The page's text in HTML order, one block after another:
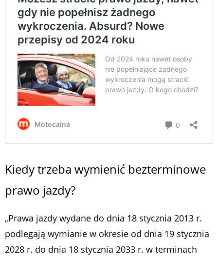
Kiedy trzeba wymienić bezterminowe
prawo jazdy?
„Prawa jazdy wydane do dnia 18 stycznia 2013 r.
podlegają wymianie w okresie od dnia 19 stycznia
2028 r. do dnia 18 stycznia 2033 r. w terminach